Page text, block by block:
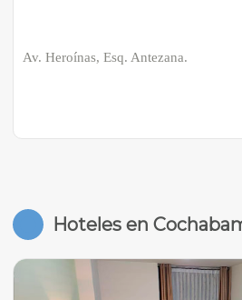
Av. Heroínas, Esq. Antezana.
Hoteles en